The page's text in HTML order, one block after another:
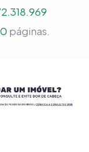
páginas.